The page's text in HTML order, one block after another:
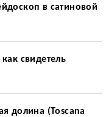
в сатиновой
свидетель
долина (Toscana